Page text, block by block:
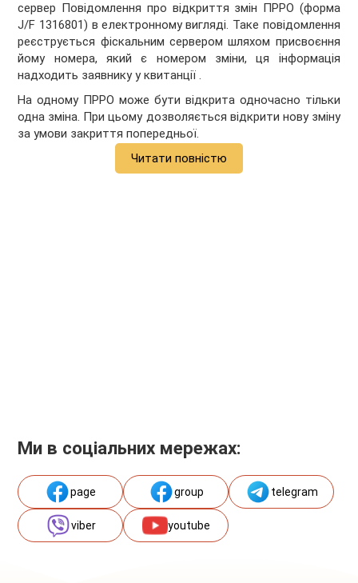
сервер Повідомлення про відкриття змін ПРРО (форма
J/F 1316801) в електронному вигляді. Таке повідомлення
реєструється фіскальним сервером шляхом присвоєння
йому номера, який є номером зміни, ця інформація
надходить заявнику у квитанції .
На одному ПРРО може бути відкрита одночасно тільки
одна зміна. При цьому дозволяється відкрити нову зміну
за умови закриття попередньої.
Читати повністю
Ми в соціальних мережах:
page group telegram
viber youtube